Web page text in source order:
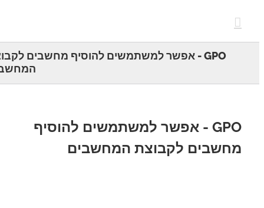
GPO - אפשר למשתמשים להוסיף מחשבים לקבוצת
המחשבים
GPO - אפשר למשתמשים להוסיף
לקבוצת המחשבים